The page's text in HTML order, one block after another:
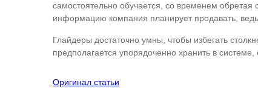
самостоятельно обучается, со временем
информацию компания планирует продавать,
Глайдеры достаточно умны, чтобы избегать
предполагается упорядоченно хранить в
Оригинал статьи